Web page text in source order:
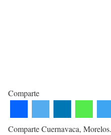
Comparte
Comparte Cuernavaca,